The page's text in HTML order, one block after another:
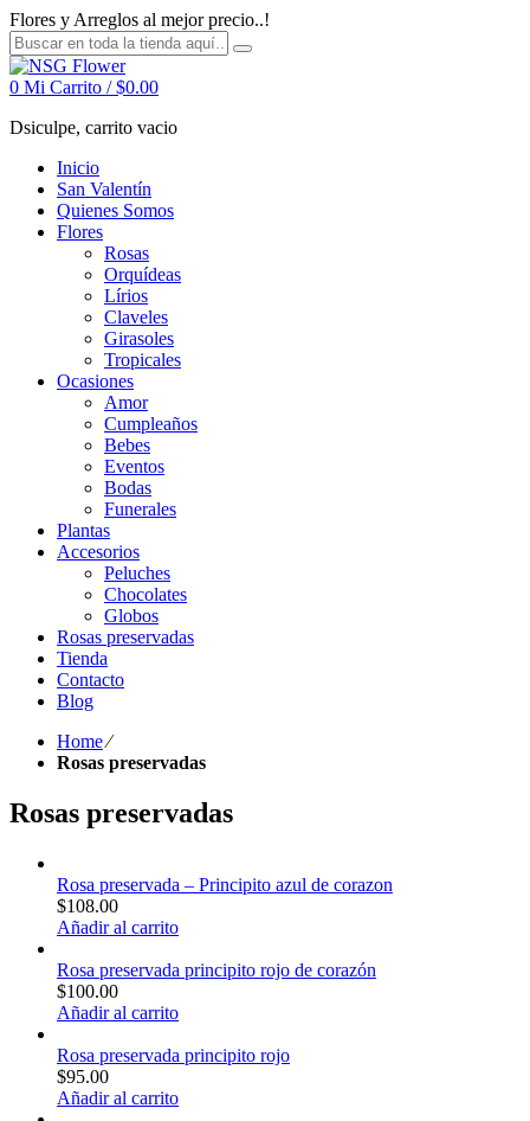
Flores y Arreglos al mejor precio..!
0 Mi Carrito /$0.00
Dsiculpe, carrito vacio
Inicio
San Valentín
Quienes Somos
Flores
Rosas
Orquídeas
Lírios
Claveles
Girasoles
Tropicales
Ocasiones
Amor
Cumpleaños
Bebes
Eventos
Bodas
Funerales
Plantas
Accesorios
Peluches
Chocolates
Globos
Rosas preservadas
Tienda
Contacto
Blog
Home⁄
Rosas preservadas
Rosas preservadas
Rosa preservada – Principito azul de corazon
$108.00
Añadir al carrito
Rosa preservada principito rojo de corazón
$100.00
Añadir al carrito
Rosa preservada principito rojo
$95.00
Añadir al carrito